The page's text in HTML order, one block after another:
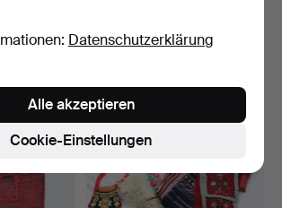
Datenschutzerklärung
Cookie-Einstellungen
Alle akzeptieren